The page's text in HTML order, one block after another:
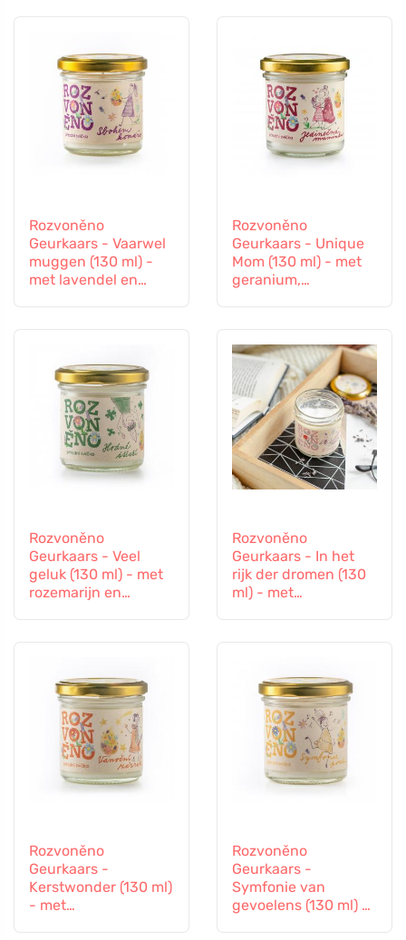
Rozvoněno
Geurkaars - Vaarwel
muggen (130 ml) -
met lavendel en
Rozvoněno
Geurkaars - Unique
Mom (130 ml) - met
geranium,
Rozvoněno
Geurkaars - Veel
geluk (130 ml) - met
rozemarijn en
Rozvoněno
Geurkaars - In het
rijk der dromen (130
ml) - met
Rozvoněno
Geurkaars -
Kerstwonder (130 ml)
- met
Rozvoněno
Geurkaars -
Symfonie van
gevoelens (130 ml) -